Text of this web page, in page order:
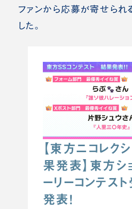
ファンから応募が寄せられ
した。
【東方ニコレク
果発表】東方シ
ーリーコンテス
発表！